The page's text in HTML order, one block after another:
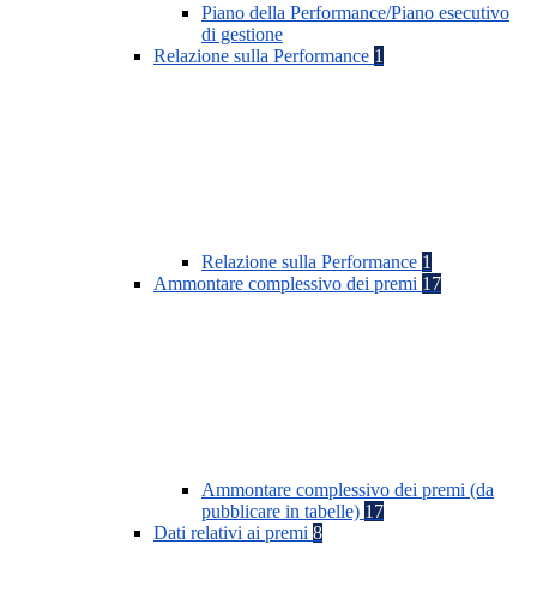
Piano della Performance/Piano esecutivo
di gestione
Relazione sulla Performance 1
Relazione sulla Performance 1
Ammontare complessivo dei premi 17
Ammontare complessivo dei premi (da
pubblicare in tabelle) 17
Dati relativi ai premi 8